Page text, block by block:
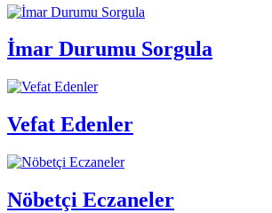
İmar Durumu Sorgula
Vefat Edenler
Nöbetçi Eczaneler